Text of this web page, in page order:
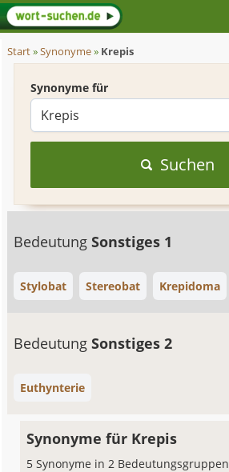
Start»Synonyme» Krepis
Synonyme für
Suchen
BedeutungSonstiges 1
Stylobat Stereobat Krepidoma
BedeutungSonstiges 2
Euthynterie
Synonyme für Krepis
5 Synonyme in 2 Bedeutungsgruppen